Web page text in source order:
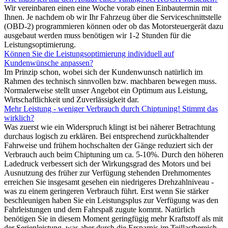
Wir vereinbaren einen eine Woche vorab einen Einbautermin mit
Ihnen. Je nachdem ob wir Ihr Fahrzeug über die Serviceschnittstelle
(OBD-2) programmieren können oder ob das Motorsteuergerät dazu
ausgebaut werden muss benötigen wir 1-2 Stunden für die
Leistungsoptimierung.
Können Sie die Leistungsoptimierung individuell auf
Kundenwünsche anpassen?
Im Prinzip schon, wobei sich der Kundenwunsch natürlich im
Rahmen des technisch sinnvollen bzw. machbaren bewegen muss.
Normalerweise stellt unser Angebot ein Optimum aus Leistung,
Wirtschaftlichkeit und Zuverlässigkeit dar.
Mehr Leistung - weniger Verbrauch durch Chiptuning! Stimmt das
wirklich?
Was zuerst wie ein Widerspruch klingt ist bei näherer Betrachtung
durchaus logisch zu erklären. Bei entsprechend zurückhaltender
Fahrweise und frühem hochschalten der Gänge reduziert sich der
Verbrauch auch beim Chiptuning um ca. 5-10%. Durch den höheren
Ladedruck verbessert sich der Wirkungsgrad des Motors und bei
Ausnutzung des früher zur Verfügung stehenden Drehmomentes
erreichen Sie insgesamt gesehen ein niedrigeres Drehzahlniveau -
was zu einem geringeren Verbrauch führt. Erst wenn Sie stärker
beschleunigen haben Sie ein Leistungsplus zur Verfügung was den
Fahrleistungen und dem Fahrspaß zugute kommt. Natürlich
benötigen Sie in diesem Moment geringfügig mehr Kraftstoff als mit